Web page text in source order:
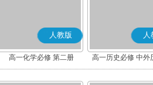
人教版
高一化学必修 第二册
人
高一历史必修 中外
(上)(部编版